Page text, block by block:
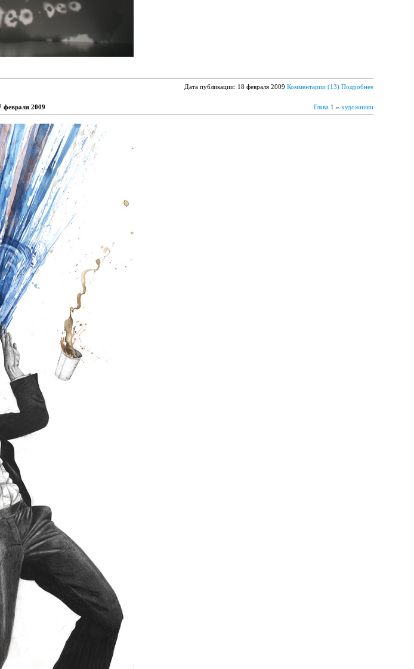
Дата публикации: 18 февраля 2009 Комментарии (13) Подробнее
2009 Глава 1 » художники